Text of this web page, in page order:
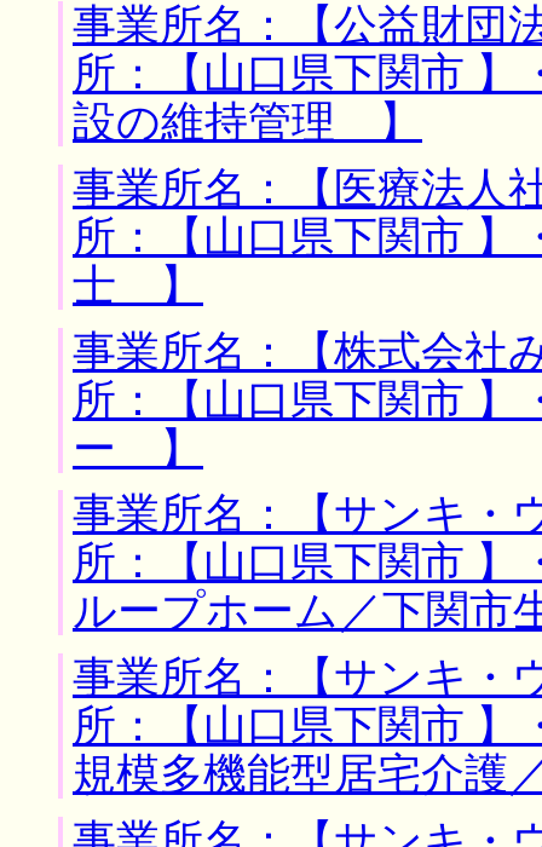
事業所名：【公益財団
所：【山口県下関市 】
設の維持管理 】
事業所名：【医療法
所：【山口県下関市 】
士 】
事業所名：【株式会社
所：【山口県下関市
ー 】
事業所名：【サンキ
所：【山口県下関市
ループホーム／下関市
事業所名：【サンキ
所：【山口県下関市
規模多機能型居宅介護